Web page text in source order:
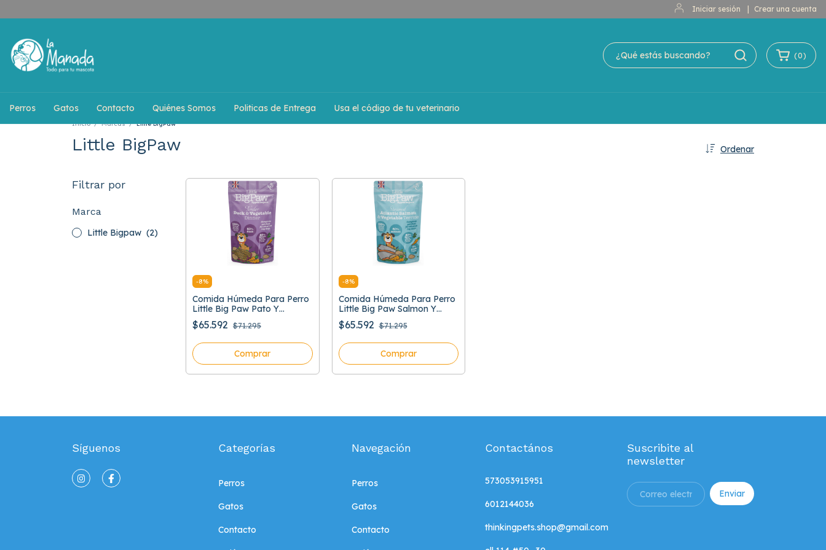
Iniciar sesión Crear una cuenta
(0)
Perros Gatos Contacto Quiénes Somos Politicas de Entrega Usa el código de tu veterinario
Inicio / Marcas / Little BigPaw
Little BigPaw Ordenar
Filtrar por
Marca
Little Bigpaw (2)
-8%
Comida Húmeda Para Perro
Little Big Paw Pato Y
Verduras 150 Gr Caja Por 7
Unidades
$65.592 $71.295
Comprar
-8%
Comida Húmeda Para Perro
Little Big Paw Salmon Y
Verduras 150 Gr Caja Por 7
Unidades
$65.592 $71.295
Comprar
Síguenos Categorías
Perros
Gatos
Contacto
Navegación
Perros
Gatos
Contacto
Contactános
573053915951
6012144036
thinkingpets.shop@gmail.com
Suscribite al
newsletter